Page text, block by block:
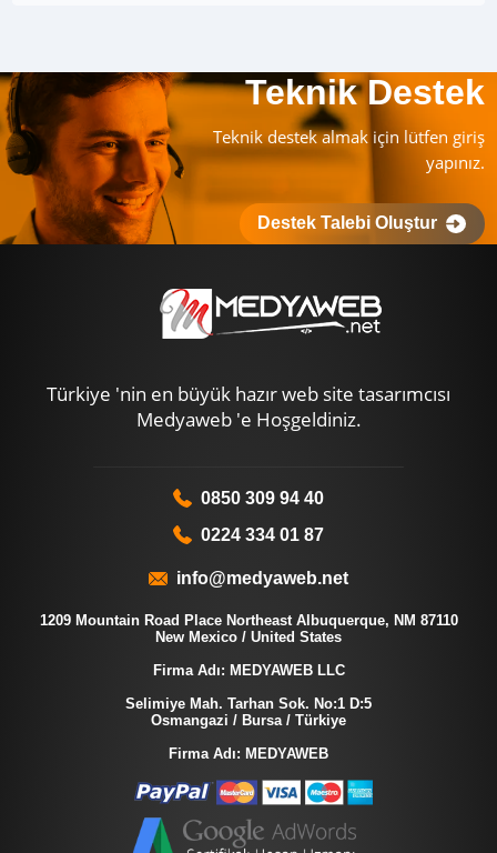
Teknik Destek
Teknik destek almak için lütfen giriş
yapınız.
Destek Talebi Oluştur
Türkiye 'nin en büyük hazır web site tasarımcısı
Medyaweb 'e Hoşgeldiniz.
0850 309 94 40
0224 334 01 87
info@medyaweb.net
1209 Mountain Road Place Northeast Albuquerque, NM 87110
New Mexico / United States
Firma Adı: MEDYAWEB LLC
Selimiye Mah. Tarhan Sok. No:1 D:5
Osmangazi / Bursa / Türkiye
Firma Adı: MEDYAWEB